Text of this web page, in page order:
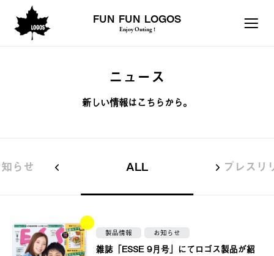
FUN FUN LOGOS
Enjoy Outing !
ニュース
新しい情報はこちらから。
らせ ALL プレスリ
製品情報 お知らせ
雑誌「ESSE 9月号」にてロゴス製品が紹